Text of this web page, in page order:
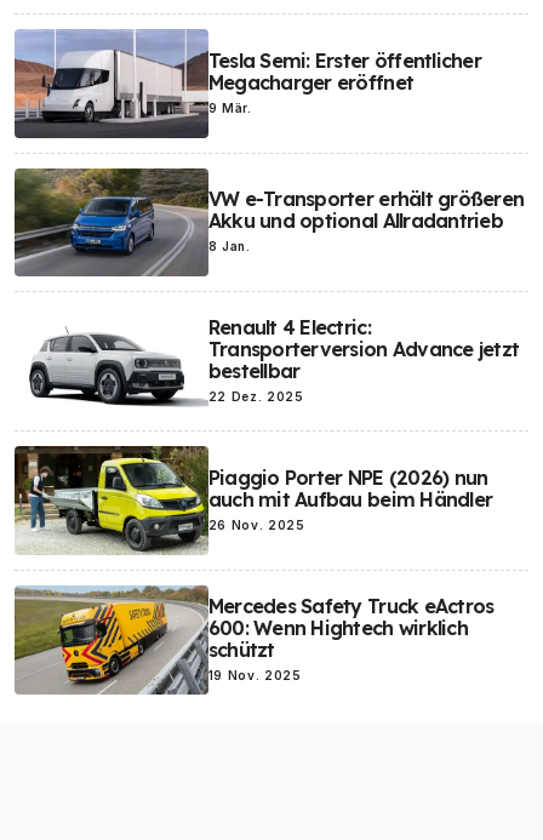
Tesla Semi: Erster öffentlicher
Megacharger eröffnet
9 Mär.
VW e-Transporter erhält größeren
Akku und optional Allradantrieb
8 Jan.
Renault 4 Electric:
Transporterversion Advance jetzt
bestellbar
22 Dez. 2025
Piaggio Porter NPE (2026) nun
auch mit Aufbau beim Händler
26 Nov. 2025
Mercedes Safety Truck eActros
600: Wenn Hightech wirklich
schützt
19 Nov. 2025